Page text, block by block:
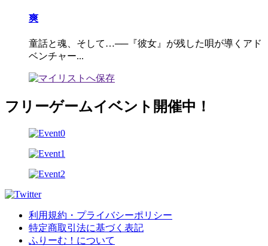
爽
童話と魂、そして…──『彼女』が残した唄が導くアド
ベンチャー...
フリーゲームイベント開催中！
利用規約・プライバシーポリシー
特定商取引法に基づく表記
ふりーむ！について